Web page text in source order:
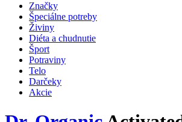
Značky
Špeciálne potreby
Živiny
Diéta a chudnutie
Šport
Potraviny
Telo
Darčeky
Akcie